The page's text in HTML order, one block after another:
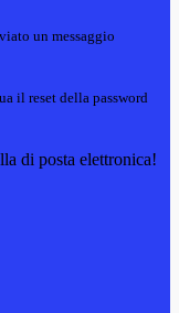
un messaggio
il reset della password
di posta elettronica!